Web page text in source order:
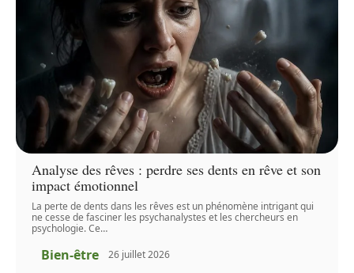
Analyse des rêves : perdre ses dents en rêve et son
impact émotionnel
La perte de dents dans les rêves est un phénomène intrigant qui
ne cesse de fasciner les psychanalystes et les chercheurs en
psychologie. Ce…
Bien-être 26 juillet 2026